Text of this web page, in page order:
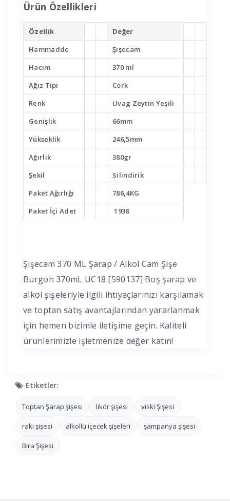
Ürün Özellikleri
Özellik
Değer
Hammadde
Şişecam
Hacim
370 ml
Ağız Tipi
Cork
Renk
Uvag Zeytin Yeşili
Genişlik
66mm
Yükseklik
246,5mm
Ağırlık
380gr
Şekil
Silindirik
Paket Ağırlığı
786,4KG
Paket İçi Adet
1938
Şişecam 370 ML Şarap / Alkol Cam Şişe
Burgon 370mL UC18 [590137] Boş şarap ve
alkol şişeleriyle ilgili ihtiyaçlarınızı karşılamak
ve toptan satış avantajlarından yararlanmak
için hemen bizimle iletişime geçin. Kaliteli
ürünlerimizle işletmenize değer katın!
Etiketler:
Toptan Şarap şişesi likör şişesi viski Şişesi
rakı şişesi alkollü içecek şişeleri şampanya şişesi
Bira Şişesi